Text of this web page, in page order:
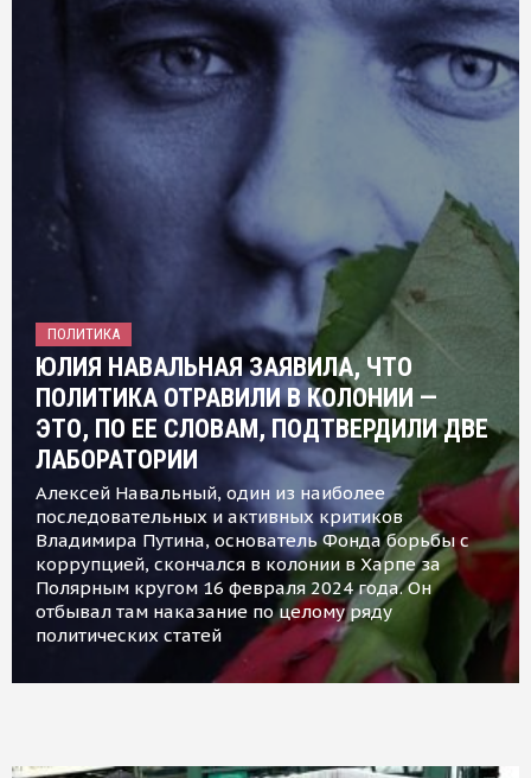
ПОЛИТИКА
ЮЛИЯ НАВАЛЬНАЯ ЗАЯВИЛА, ЧТО
ПОЛИТИКА ОТРАВИЛИ В КОЛОНИИ —
ЭТО, ПО ЕЕ СЛОВАМ, ПОДТВЕРДИЛИ ДВЕ
ЛАБОРАТОРИИ
Алексей Навальный, один из наиболее
последовательных и активных критиков
Владимира Путина, основатель Фонда борьбы с
коррупцией, скончался в колонии в Харпе за
Полярным кругом 16 февраля 2024 года. Он
отбывал там наказание по целому ряду
политических статей